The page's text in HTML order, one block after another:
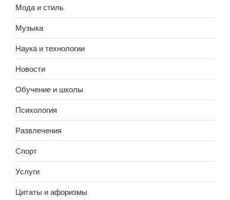
Мода и стиль
Музыка
Наука и технологии
Новости
Обучение и школы
Психология
Развлечения
Спорт
Услуги
Цитаты и афоризмы